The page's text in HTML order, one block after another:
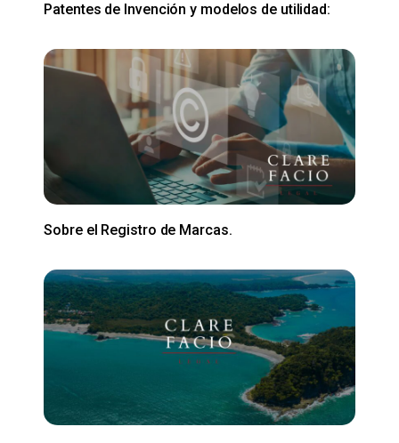
Patentes de Invención y modelos de utilidad:
Sobre el Registro de Marcas.